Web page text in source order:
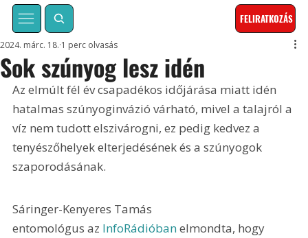
FELIRATKOZÁS
Sok szúnyog lesz idén
2024. márc. 18. 1 perc olvasás
Az elmúlt fél év csapadékos időjárása miatt idén
hatalmas szúnyoginvázió várható, mivel a talajról a
víz nem tudott elszivárogni, ez pedig kedvez a
tenyészőhelyek elterjedésének és a szúnyogok
szaporodásának.
Sáringer-Kenyeres Tamás
entomológus az InfoRádióban elmondta, hogy